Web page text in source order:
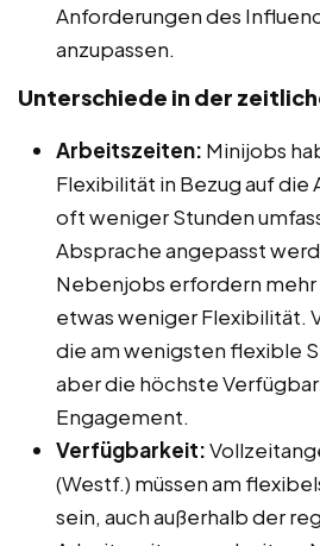
Anforderungen des
anzupassen.
Unterschiede in der
Arbeitszeiten: Minijobs
Flexibilität in Bezug auf die
oft weniger Stunden
Absprache angepasst
Nebenjobs erfordern mehr
etwas weniger Flexibilität.
die am wenigsten flexible
aber die höchste
Engagement.
Verfügbarkeit:
(Westf.) müssen am
sein, auch außerhalb der